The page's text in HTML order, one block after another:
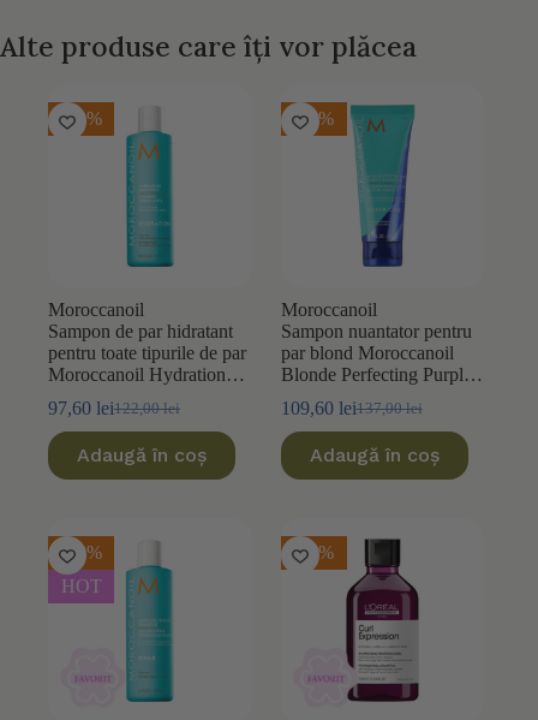
Alte produse care îți vor plăcea
-20%
Moroccanoil
Sampon de par hidratant
pentru toate tipurile de par
Moroccanoil Hydration
122,00lei
Prețul
a
fost:
97,60 leiPrețul
este:
97,60 lei.
Adaugă în coș
-20%
Moroccanoil
Sampon nuantator pentru
par blond Moroccanoil
Blonde Perfecting Purple
137,00lei
Prețul
a
fost:
109,60 leiPrețul
este:
109,60 lei.
Adaugă în coș
-10%
HOT
-15%